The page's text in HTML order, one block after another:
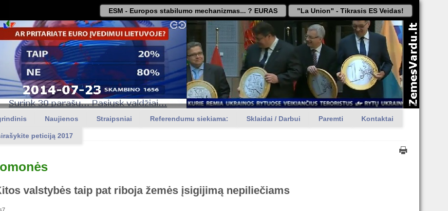
ESM - Europos stabilumo mechanizmas... ? EURAS "La Union" - Tikrasis ES Veidas!
Naujienos Straipsniai Referendumu siekiama: Sklaidai / Darbui Paremti Kontaktai
peticiją 2017
valstybės taip pat riboja žemės įsigijimą nepiliečiams